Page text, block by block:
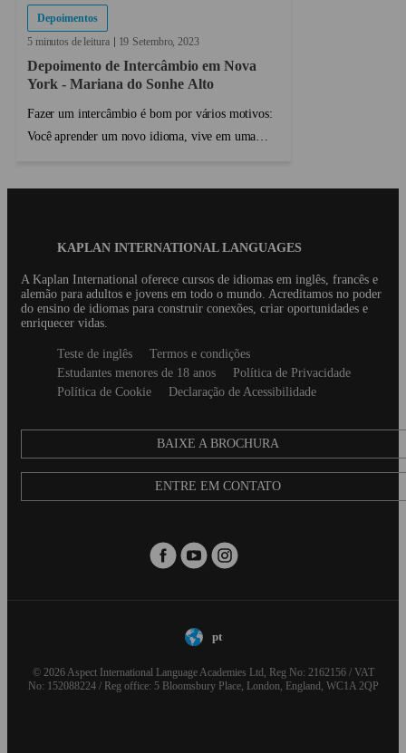
Depoimentos
5 minutos de leitura
19 Setembro 2023
Depoimento de Intercâmbio em Nova
York - Mariana do Sonhe Alto
Fazer um intercâmbio é bom por vários motivos:
Você aprender um novo idioma, vive em uma
KAPLAN INTERNATIONAL LANGUAGES
A Kaplan International oferece cursos de idiomas em inglês, francês e
alemão para adultos e jovens em todo o mundo. Acreditamos no poder
do ensino de idiomas para construir conexões, criar oportunidades e
enriquecer vidas.
SecondaryTeste de inglês
Termos e condições
Estudantes menores de 18 anos
Política de Privacidade
Política de Cookie
Declaração de Acessibilidade
BAIXE A BROCHURA
ENTRE EM CONTATO
pt
© 2026 Aspect International Language Academies Ltd, Reg No: 2162156 / VAT
No: 152088224 / Reg office: 5 Bloomsbury Place, London, England, WC1A 2QP